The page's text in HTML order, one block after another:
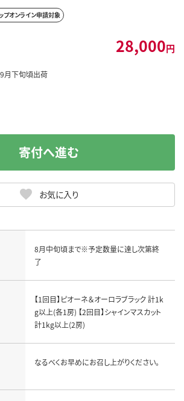
プオンライン申請対象
28,000円
月下旬頃出荷
お気に入り
寄付へ進む
8月中旬頃まで※予定数量に達し次第終
了
【1回目】ピオーネ＆オーロラブラック 計1k
g以上(各1房) 【2回目】シャインマスカット
計1kg以上(2房)
なるべくお早めにお召し上がりください。